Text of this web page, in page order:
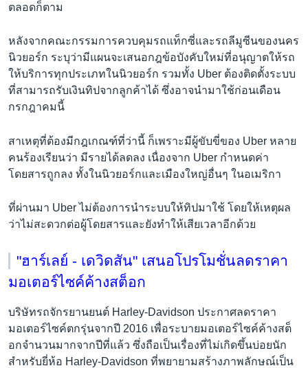
ตลอดก็ตาม
หลังจากคณะกรรมการควบคุมรถแท็กซี่และรถลีมูซีนของนคร
นิวยอร์ก ระบุว่ามีแผนจะเสนอกฎข้อบังคับใหม่ที่อนุญาตให้รถ
ให้บริการทุกประเภทในนิวยอร์ก รวมทั้ง Uber ต้องติดตั้งระบบ
ที่สามารถรับเงินทิปจากลูกค้าได้ ซึ่งอาจนำมาใช้ก่อนเดือน
กรกฎาคมนี้
สาเหตุที่ต้องมีกฎเกณฑ์ที่ว่านี้ ก็เพราะมีผู้ขับขี่ของ Uber หลาย
คนร้องเรียนว่า มีรายได้ลดลง เนื่องจาก Uber กำหนดค่า
โดยสารถูกลง ทั้งในนิวยอร์กและเมืองใหญ่อื่นๆ ในอเมริกา
ที่ผ่านมา Uber ไม่ต้องการนำระบบให้ทิปมาใช้ โดยให้เหตุผล
ว่าไม่สะดวกต่อผู้โดยสารและยังทำให้เสียเวลาอีกด้วย
"ฮาร์เลย์ - เดวิดสัน" เสนอโปรโมชั่นลดราคา
มอเตอร์ไซค์ค้างสต็อก
บริษัทรถจักรยานยนต์ Harley-Davidson ประกาศลดราคา
มอเตอร์ไซค์ตกรุ่นจากปี 2016 เพื่อระบายมอเตอร์ไซค์ค้างสต็
อกจำนวนมากจากปีที่แล้ว ซึ่งถือเป็นเรื่องที่ไม่เกิดขึ้นบ่อยนัก
สำหรับยี่ห้อ Harley-Davidson ที่พยายามสร้างภาพลักษณ์เป็น